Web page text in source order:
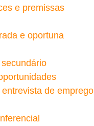
e premissas
e oportuna
de emprego